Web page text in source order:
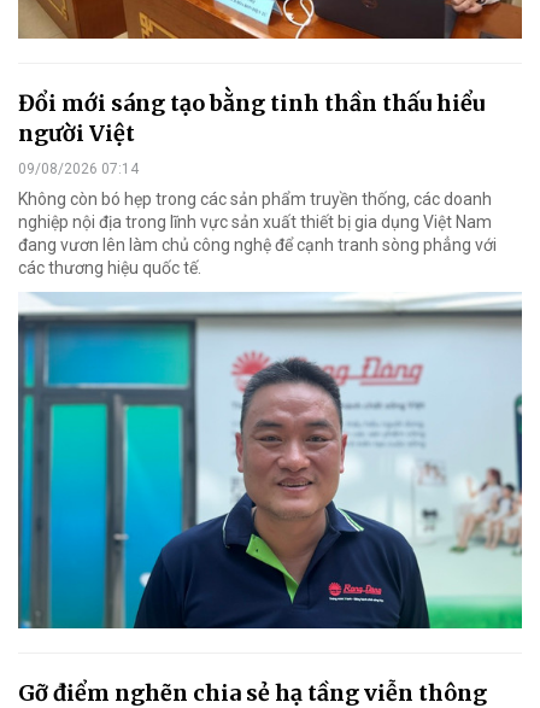
Đổi mới sáng tạo bằng tinh thần thấu hiểu
người Việt
09/08/2026 07:14
Không còn bó hẹp trong các sản phẩm truyền thống, các doanh
nghiệp nội địa trong lĩnh vực sản xuất thiết bị gia dụng Việt Nam
đang vươn lên làm chủ công nghệ để cạnh tranh sòng phẳng với
các thương hiệu quốc tế.
Gỡ điểm nghẽn chia sẻ hạ tầng viễn thông